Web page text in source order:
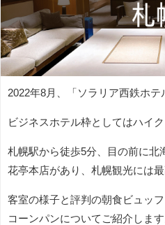
2022年8月、「ソラリア西鉄ホテ
ビジネスホテル枠としてはハイ
札幌駅から徒歩5分、目の前に北
花亭本店があり、札幌観光には最
客室の様子と評判の朝食ビュッ
コーンパンについてご紹介します